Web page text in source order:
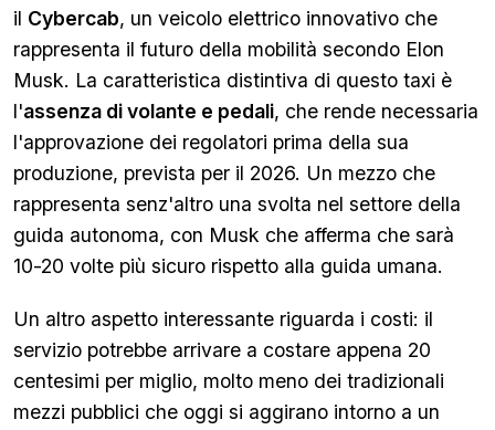
il Cybercab, un veicolo elettrico innovativo che
rappresenta il futuro della mobilità secondo Elon
Musk. La caratteristica distintiva di questo taxi è
l'assenza di volante e pedali, che rende necessaria
l'approvazione dei regolatori prima della sua
produzione, prevista per il 2026. Un mezzo che
rappresenta senz'altro una svolta nel settore della
guida autonoma, con Musk che afferma che sarà
10-20 volte più sicuro rispetto alla guida umana.
Un altro aspetto interessante riguarda i costi: il
servizio potrebbe arrivare a costare appena 20
centesimi per miglio, molto meno dei tradizionali
mezzi pubblici che oggi si aggirano intorno a un